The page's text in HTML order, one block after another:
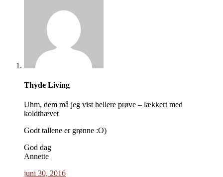
Thyde Living
Uhm, dem må jeg vist hellere prøve – lækkert med
koldthævet
Godt tallene er grønne :O)
God dag
Annette
juni 30, 2016